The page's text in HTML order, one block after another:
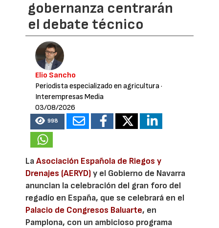
gobernanza centrarán
el debate técnico
Elio Sancho
Periodista especializado en agricultura·
Interempresas Media
03/08/2026
998
LaAsociación Española de Riegos y
Drenajes (AERYD)y el Gobierno de Navarra
anuncian la celebración del gran foro del
regadío en España, que se celebrará en el
Palacio de Congresos Baluarte, en
Pamplona, con un ambicioso programa